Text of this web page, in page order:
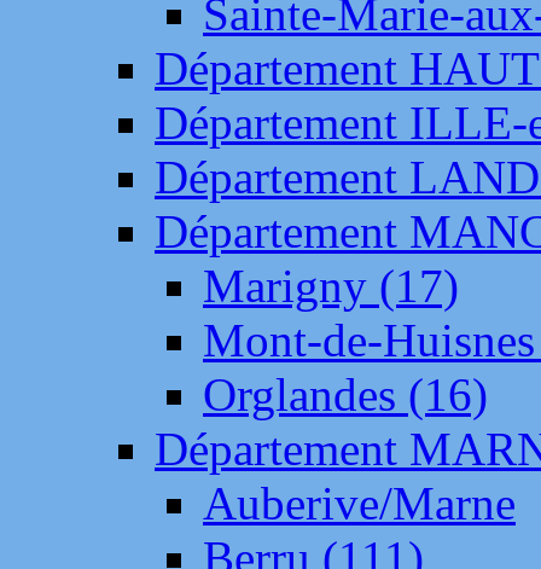
Sainte-Marie-
Département
Département
Département
Département
Marigny (17)
Mont-de-
Orglandes (16)
Département
Auberive/Marne
Berru (111)